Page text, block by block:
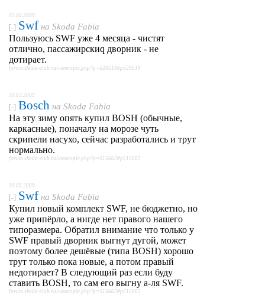
03.04.2009
[-] Swf на Skoda Fabia
Пользуюсь SWF уже 4 месяца - чистят
отлично, пассажирскиq дворник - не
дотирает.
forum.skoda-club.ru/viewtopic.php?p=520519#p520519
30.03.2009
[-] Bosch на Skoda Fabia
На эту зиму опять купил BOSH (обычные,
каркасные), поначалу на морозе чуть
скрипели насухо, сейчас разработались и трут
нормально.
forum.skoda-club.ru/viewtopic.php?p=515662#p515662
30.03.2009
[-] Swf на Skoda Fabia
Купил новый комплект SWF, не бюджетно, но
уже припёрло, а нигде нет правого нашего
типоразмера. Обратил внимание что только у
SWF правый дворник выгнут дугой, может
поэтому более дешёвые (типа BOSH) хорошо
трут только пока новые, а потом правый
недотирает? В следующий раз если буду
ставить BOSH, то сам его выгну а-ля SWF.
forum.skoda-club.ru/viewtopic.php?p=515662#p515662